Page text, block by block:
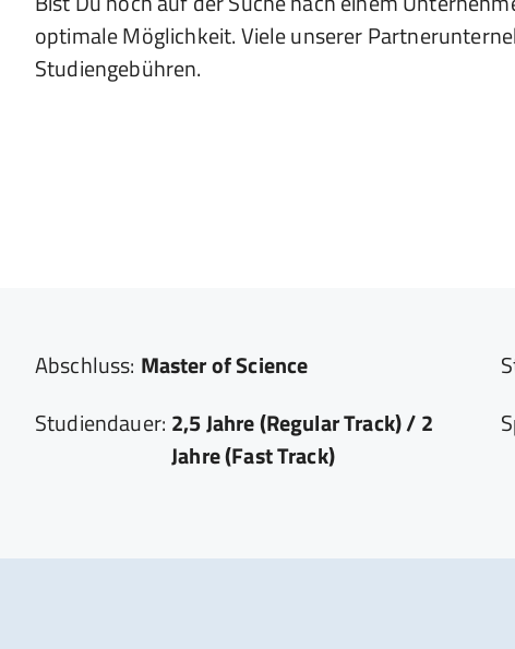
optimale Möglichkeit. Viele unserer
Studiengebühren.
Abschluss: Master of Science
Studiendauer: 2,5 Jahre (Regular Track) / 2
Jahre (Fast Track)